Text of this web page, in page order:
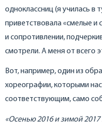
одноклассниц (я училась в
приветствовала «смелые и
и сопротивлении,
смотрели. А меня от всего
Вот, например, один из
хореографии, которыми
соответствующим, само
«Осенью 2016 и зимой 2017